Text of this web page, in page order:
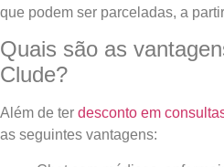
que podem ser parceladas, a
Quais são as
Clude?
Além de ter desconto em
as seguintes vantagens: